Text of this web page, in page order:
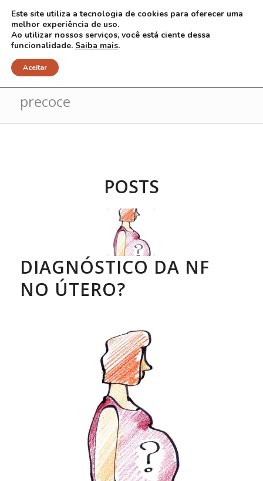
Arquivo para Tag: diagnóstico
precoce
POSTS
DIAGNÓSTICO DA NF
NO ÚTERO?
Este site utiliza a tecnologia de cookies para oferecer uma
melhor experiência de uso.
Ao utilizar nossos serviços, você está ciente dessa
funcionalidade. Saiba mais.
Aceitar